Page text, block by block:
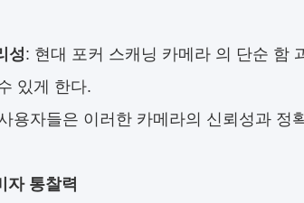
성: 현대 포커 스캐닝 카메라 의 단순 함
있게 한다.
용자들은 이러한 카메라의 신뢰성과 정
자 통찰력